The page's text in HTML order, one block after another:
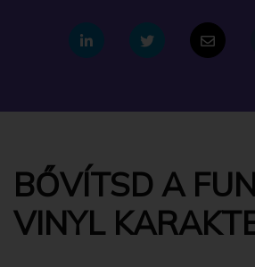
BŐVÍTSD A
VINYL